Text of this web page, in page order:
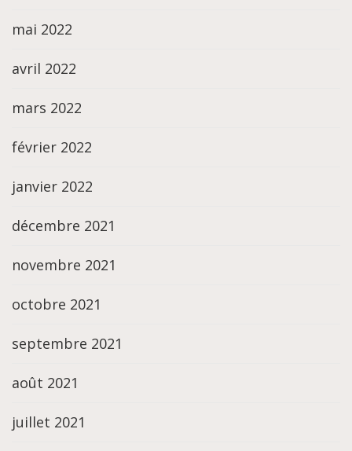
mai 2022
avril 2022
mars 2022
février 2022
janvier 2022
décembre 2021
novembre 2021
octobre 2021
septembre 2021
août 2021
juillet 2021